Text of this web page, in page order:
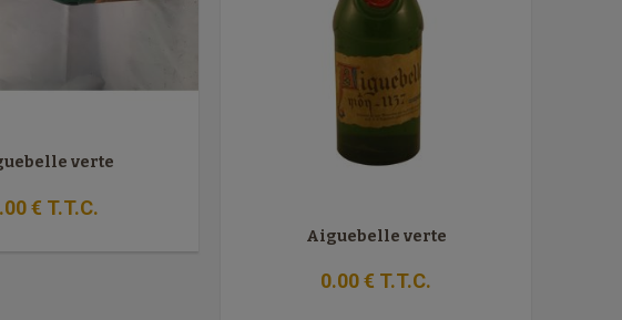
verte
.00€ T.T.C.
Aiguebelle verte
0.00€ T.T.C.